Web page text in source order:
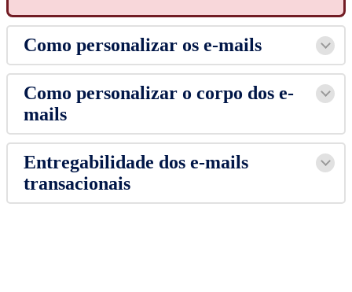
Como personalizar os e-mails
Como personalizar o corpo dos e-
mails
Entregabilidade dos e-mails
transacionais